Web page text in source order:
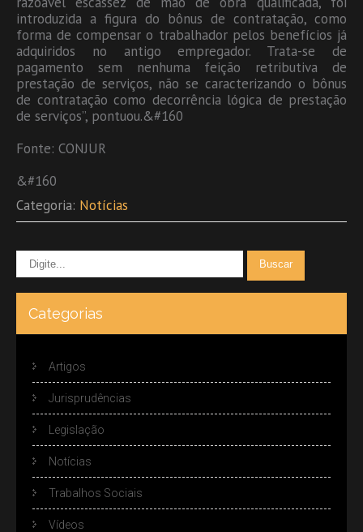
introduzida a figura do bônus de contratação, como
forma de compensar o trabalhador pelos benefícios já
adquiridos no antigo empregador. Trata-se de
pagamento sem nenhuma feição retributiva de
prestação de serviços, não se caracterizando o bônus
de contratação como decorrência lógica de prestação
de serviços”, pontuou.&#160
Fonte: CONJUR
&#160
Categoria: Notícias
Categorias
Artigos
Jurisprudências
Legislação
Notícias
Trabalhos Sociais
Vídeos